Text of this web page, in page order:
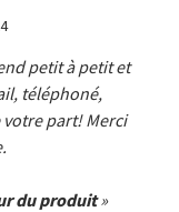
petit à petit et
téléphoné,
votre part! Merci
du produit